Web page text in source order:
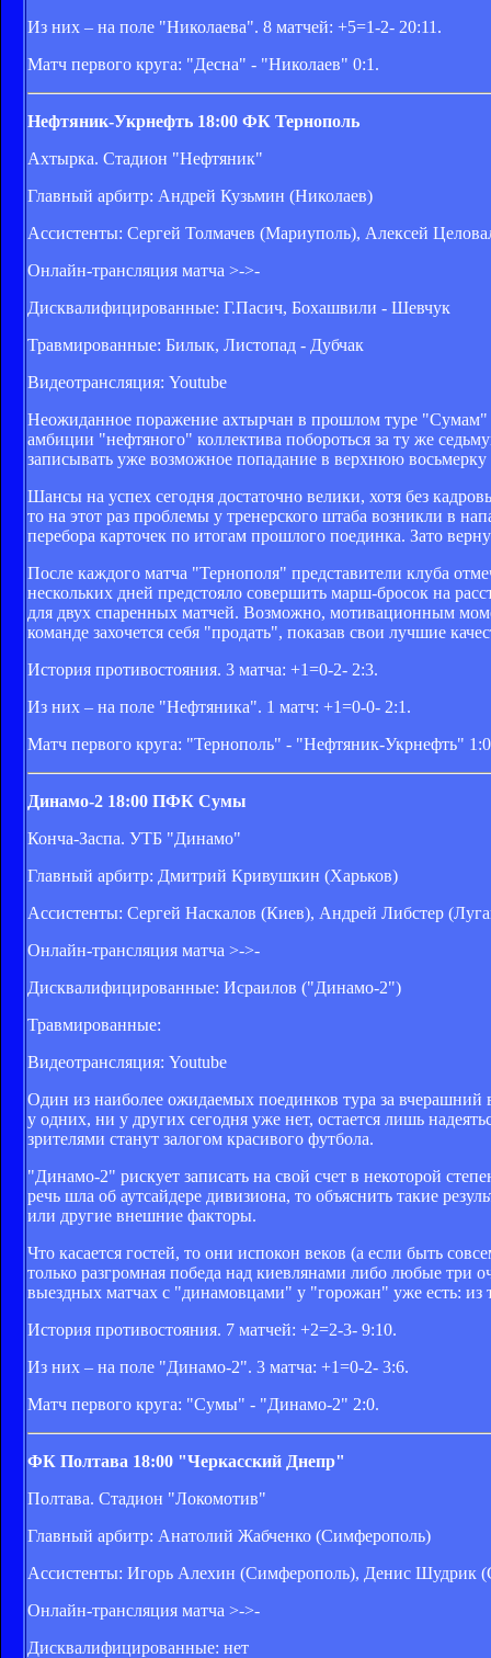
Из них – на поле "Николаева". 8 матчей: +5=1-2- 20:11.
Матч первого круга: "Десна" - "Николаев" 0:1.
Нефтяник-Укрнефть 18:00 ФК Тернополь
Ахтырка. Стадион "Нефтяник"
Главный арбитр: Андрей Кузьмин (Николаев)
Ассистенты: Сергей Толмачев (Мариуполь), Алексей
Онлайн-трансляция матча >->-
Дисквалифицированные: Г.Пасич, Бохашвили - Шевчук
Травмированные: Билык, Листопад - Дубчак
Видеотрансляция: Youtube
Неожиданное поражение ахтырчан в прошлом туре "Сумам"
амбиции "нефтяного" коллектива побороться за ту же
записывать уже возможное попадание в верхнюю восьмерку
Шансы на успех сегодня достаточно велики, хотя без
то на этот раз проблемы у тренерского штаба возникли в
перебора карточек по итогам прошлого поединка. Зато
После каждого матча "Тернополя" представители клуба
нескольких дней предстояло совершить марш-бросок на
для двух спаренных матчей. Возможно, мотивационным
команде захочется себя "продать", показав свои лучшие
История противостояния. 3 матча: +1=0-2- 2:3.
Из них – на поле "Нефтяника". 1 матч: +1=0-0- 2:1.
Матч первого круга: "Тернополь" - "Нефтяник-Укрнефть"
Динамо-2 18:00 ПФК Сумы
Конча-Заспа. УТБ "Динамо"
Главный арбитр: Дмитрий Кривушкин (Харьков)
Ассистенты: Сергей Наскалов (Киев), Андрей Либстер
Онлайн-трансляция матча >->-
Дисквалифицированные: Исраилов ("Динамо-2")
Травмированные:
Видеотрансляция: Youtube
Один из наиболее ожидаемых поединков тура за
у одних, ни у других сегодня уже нет, остается лишь
зрителями станут залогом красивого футбола.
"Динамо-2" рискует записать на свой счет в некоторой
речь шла об аутсайдере дивизиона, то объяснить такие
или другие внешние факторы.
Что касается гостей, то они испокон веков (а если быть
только разгромная победа над киевлянами либо любые три
выездных матчах с "динамовцами" у "горожан" уже есть:
История противостояния. 7 матчей: +2=2-3- 9:10.
Из них – на поле "Динамо-2". 3 матча: +1=0-2- 3:6.
Матч первого круга: "Сумы" - "Динамо-2" 2:0.
ФК Полтава 18:00 "Черкасский Днепр"
Полтава. Стадион "Локомотив"
Главный арбитр: Анатолий Жабченко (Симферополь)
Ассистенты: Игорь Алехин (Симферополь), Денис Шудрик
Онлайн-трансляция матча >->-
Дисквалифицированные: нет